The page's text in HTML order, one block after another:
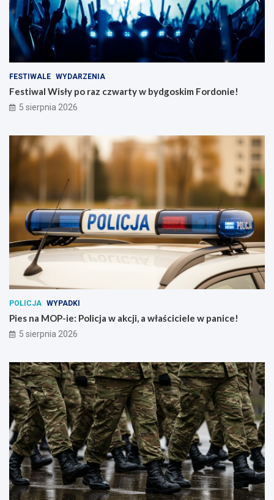
FESTIWALE WYDARZENIA
Festiwal Wisły po raz czwarty w bydgoskim Fordonie!
5 sierpnia 2026
POLICJA WYPADKI
Pies na MOP-ie: Policja w akcji, a właściciele w panice!
5 sierpnia 2026